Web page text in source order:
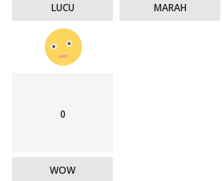
LUCU MARAH
0
WOW